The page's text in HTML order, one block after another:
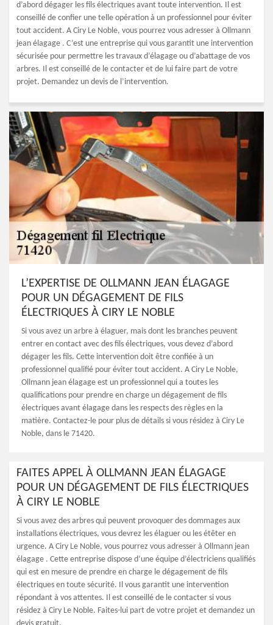
d’abord dégager les fils électriques avant toute intervention. Il est
conseillé de confier une telle opération à un professionnel pour éviter
tout accident. A Ciry Le Noble, vous pourrez vous adresser à Ollmann
jean élagage . C’est une entreprise qui vous garantit une intervention
sécurisée pour permettre les travaux d’élagage ou d’abattage de vos
arbres. Il est conseillé de le contacter et de lui faire part de votre
projet. Demandez un devis de l’intervention.
L’EXPERTISE DE OLLMANN JEAN ÉLAGAGE
POUR UN DÉGAGEMENT DE FILS
ÉLECTRIQUES À CIRY LE NOBLE
Si vous avez un arbre à élaguer, mais dont les branches peuvent
entrer en contact avec des fils électriques, vous devez d’abord
dégager les fils. Cette intervention doit être confiée à un
professionnel qualifié pour éviter tout accident. A Ciry Le Noble,
Ollmann jean élagage est un professionnel qui a toutes les
qualifications pour prendre en charge un dégagement de fils
électriques avant élagage dans les respects des règles en la
matière. Contactez-le pour plus de détails si vous résidez à Ciry Le
Noble, dans le 71420.
FAITES APPEL À OLLMANN JEAN ÉLAGAGE
POUR UN DÉGAGEMENT DE FILS ÉLECTRIQUES
À CIRY LE NOBLE
Si vous avez des arbres qui peuvent provoquer des dommages aux
installations électriques, vous devrez les élaguer ou les étêter en
urgence. A Ciry Le Noble, vous pourrez vous adresser à Ollmann jean
élagage . Cette entreprise dispose d’une équipe d’électriciens qualifiés
qui est en mesure de prendre en charge le dégagement de fils
électriques en toute sécurité. Il vous garantit une intervention
répondant à vos attentes. Il est conseillé de le contacter si vous
résidez à Ciry Le Noble. Faites-lui part de votre projet et demandez un